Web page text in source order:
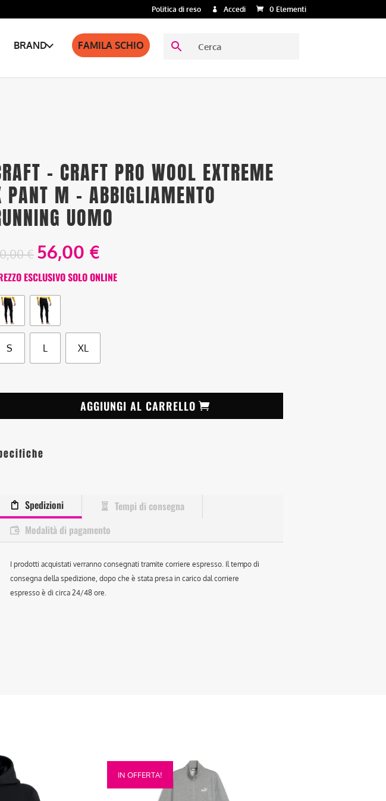
Politica di reso Accedi 0 Elementi
BRAND FAMILA SCHIO
– CRAFT PRO WOOL EXTREME
PANT M – ABBIGLIAMENTO
UOMO
€ 56,00 €
ESCLUSIVO SOLO ONLINE
S L XL
AGGIUNGI AL CARRELLO
Spedizioni
Tempi di consegna
Modalità di pagamento
I prodotti acquistati verranno consegnati tramite corriere espresso. Il tempo di
consegna della spedizione, dopo che è stata presa in carico dal corriere
espresso è di circa 24/48 ore.
IN OFFERTA!
Questo
prodotto